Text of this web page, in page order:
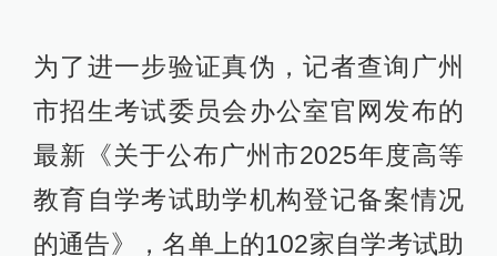
为了进一步验证真伪，记者查询广州
市招生考试委员会办公室官网发布的
最新《关于公布广州市2025年度高等
教育自学考试助学机构登记备案情况
的通告》，名单上的102家自学考试助